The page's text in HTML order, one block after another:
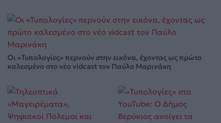
Οι «Τυπολογίες» περνούν στην εικόνα, έχοντας ως πρώτο
καλεσμένο στο νέο vidcast τον Παύλο Μαρινάκη